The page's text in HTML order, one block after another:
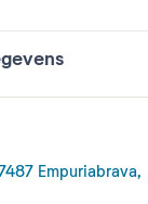
Empuriabrava,